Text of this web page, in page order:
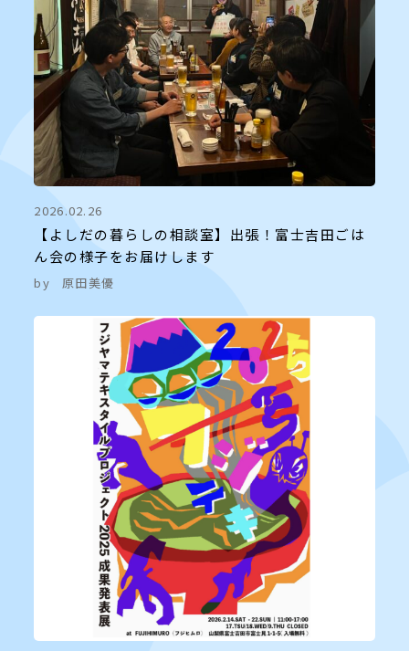
2026.02.26
【よしだの暮らしの相談室】出張！富士吉田ごは
ん会の様子をお届けします
by 原田美優